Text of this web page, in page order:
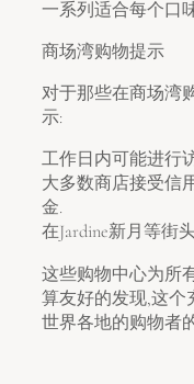
一系列适合每个口
商场湾购物提示
对于那些在商场湾
示:
工作日内可能进行
大多数商店接受信
金.
在Jardine新月等街
这些购物中心为所
算友好的发现,这个
世界各地的购物者